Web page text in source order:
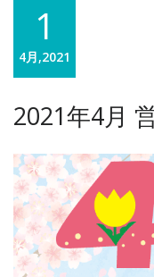
1
4月,2021
2021年4月